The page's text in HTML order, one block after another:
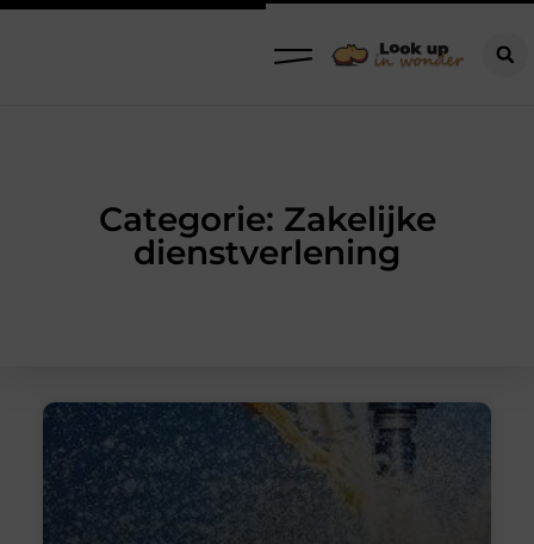
Categorie: Zakelijke
dienstverlening